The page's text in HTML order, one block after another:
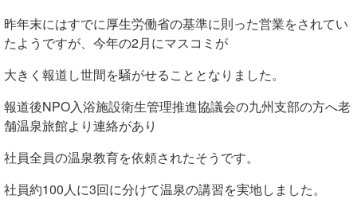
昨年末にはすでに厚生労働省の基準に則った営業をされてい
たようですが、今年の2月にマスコミが
大きく報道し世間を騒がせることとなりました。
報道後NPO入浴施設衛生管理推進協議会の九州支部の方へ老
舗温泉旅館より連絡があり
社員全員の温泉教育を依頼されたそうです。
社員約100人に3回に分けて温泉の講習を実地しました。